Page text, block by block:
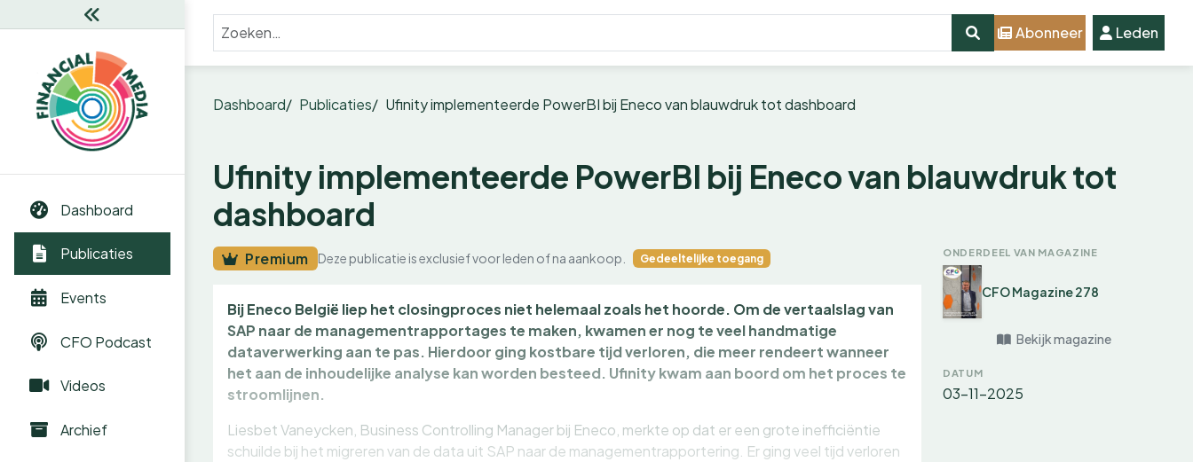
Dashboard
Publicaties
Events
CFO Podcast
Videos
Archief
Abonneer Leden
Dashboard Publicaties Ufinity implementeerde PowerBI bij Eneco van blauwdruk tot dashboard
Ufinity implementeerde PowerBI bij Eneco van blauwdruk tot
dashboard
Premium Deze publicatie is exclusief voor leden of na aankoop. Gedeeltelijke toegang
Bij Eneco België liep het closingproces niet helemaal zoals het hoorde. Om de vertaalslag van
SAP naar de managementrapportages te maken, kwamen er nog te veel handmatige
dataverwerking aan te pas. Hierdoor ging kostbare tijd verloren, die meer rendeert wanneer
het aan de inhoudelijke analyse kan worden besteed. Ufinity kwam aan boord om het proces te
stroomlijnen.
Liesbet Vaneycken, Business Controlling Manager bij Eneco, merkte op dat er een grote inefficiëntie
schuilde bij het migreren van de data uit SAP naar de managementrapportering. Er ging veel tijd verloren
ONDERDEEL VAN MAGAZINE
CFO Magazine 278
Bekijk magazine
DATUM
03-11-2025